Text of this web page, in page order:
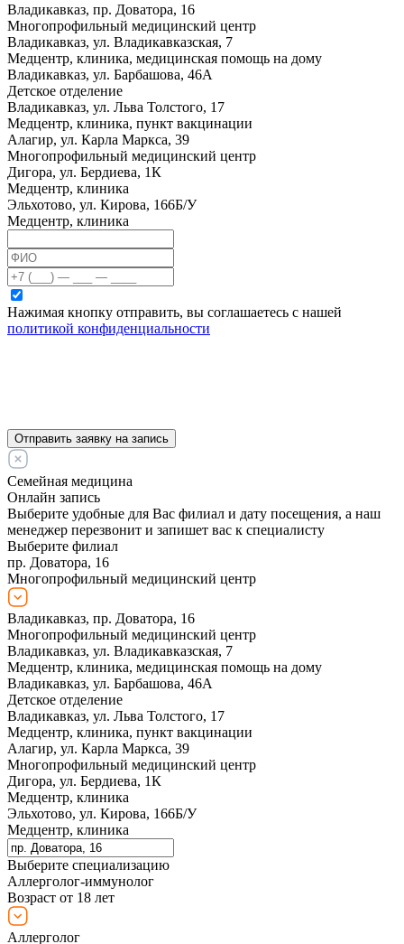
Владикавказ, пр. Доватора, 16
Многопрофильный медицинский центр
Владикавказ, ул. Владикавказская, 7
Медцентр, клиника, медицинская помощь на дому
Владикавказ, ул. Барбашова, 46А
Детское отделение
Владикавказ, ул. Льва Толстого, 17
Медцентр, клиника, пункт вакцинации
Алагир, ул. Карла Маркса, 39
Многопрофильный медицинский центр
Дигора, ул. Бердиева, 1К
Медцентр, клиника
Эльхотово, ул. Кирова, 166Б/У
Медцентр, клиника
Нажимая кнопку отправить, вы соглашаетесь с нашей
политикой конфиденциальности
Отправить заявку на запись
Семейная медицина
Онлайн запись
Выберите удобные для Вас филиал и дату посещения, а наш
менеджер перезвонит и запишет вас к специалисту
Выберите филиал
пр. Доватора, 16
Многопрофильный медицинский центр
Владикавказ, пр. Доватора, 16
Многопрофильный медицинский центр
Владикавказ, ул. Владикавказская, 7
Медцентр, клиника, медицинская помощь на дому
Владикавказ, ул. Барбашова, 46А
Детское отделение
Владикавказ, ул. Льва Толстого, 17
Медцентр, клиника, пункт вакцинации
Алагир, ул. Карла Маркса, 39
Многопрофильный медицинский центр
Дигора, ул. Бердиева, 1К
Медцентр, клиника
Эльхотово, ул. Кирова, 166Б/У
Медцентр, клиника
Выберите специализацию
Аллерголог-иммунолог
Возраст от 18 лет
Аллерголог